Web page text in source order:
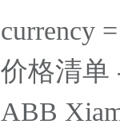
currency
价格清单
ABB